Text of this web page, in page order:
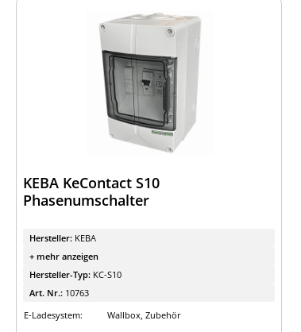
KEBA KeContact S10
Phasenumschalter
Hersteller: KEBA
+ mehr anzeigen
Hersteller-Typ: KC-S10
Art. Nr.: 10763
E-Ladesystem:
Wallbox, Zubehör